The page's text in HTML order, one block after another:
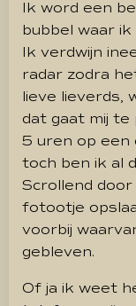
Ik word een
bubbel waar
Ik verdwijn
radar zodra
lieve lieverds,
dat gaat mij te
5 uren op een
toch ben ik al
Scrollend
fotootje
voorbij
gebleven.
Of ja ik weet